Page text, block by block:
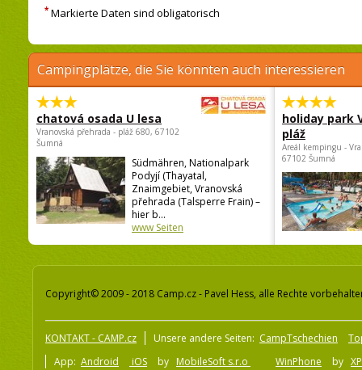
* Markierte Daten sind obligatorisch
Campingplätze, die Sie könnten auch interessieren
chatová osada U lesa
Vranovská přehrada - pláž 680, 67102
Šumná
Südmähren, Nationalpark
Podyjí (Thayatal,
Znaimgebiet, Vranovská
přehrada (Talsperre Frain) –
hier b...
www Seiten
holiday park
pláž
Areál kempingu -
67102 Šumná
Copyright© 2009 - 2018 Camp.cz - Pavel Hess, alle Rechte
KONTAKT - CAMP.cz Unsere andere Seiten: CampTschechien
App: Android iOS by MobileSoft s.r.o WinPhone by